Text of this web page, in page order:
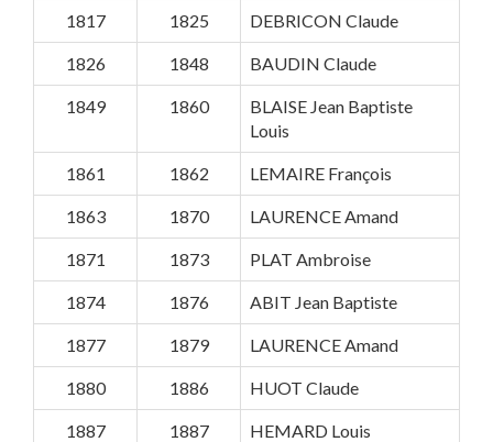
1817 1825 DEBRICON Claude
1826 1848 BAUDIN Claude
1849 1860
BLAISE Jean Baptiste
Louis
1861 1862 LEMAIRE François
1863 1870 LAURENCE Amand
1871 1873 PLAT Ambroise
1874 1876 ABIT Jean Baptiste
1877 1879 LAURENCE Amand
1880 1886 HUOT Claude
1887 1887 HEMARD Louis